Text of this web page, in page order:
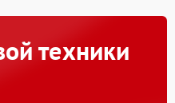
техники